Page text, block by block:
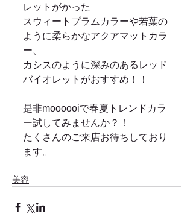
レットがかった
スウィートプラムカラーや若葉の
ように柔らかなアクアマットカラ
ー、
カシスのように深みのあるレッド
バイオレットがおすすめ！！
是非moooooiで春夏トレンドカラ
ー試してみませんか？！
たくさんのご来店お待ちしており
ます。
美容